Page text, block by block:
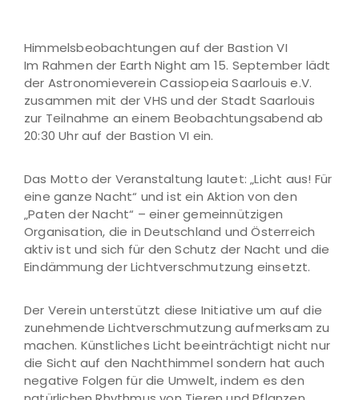
Himmelsbeobachtungen auf der Bastion VI
Im Rahmen der Earth Night am 15. September lädt
der Astronomieverein Cassiopeia Saarlouis e.V.
zusammen mit der VHS und der Stadt Saarlouis
zur Teilnahme an einem Beobachtungsabend ab
20:30 Uhr auf der Bastion VI ein.
Das Motto der Veranstaltung lautet: „Licht aus! Für
eine ganze Nacht“ und ist ein Aktion von den
„Paten der Nacht“ – einer gemeinnützigen
Organisation, die in Deutschland und Österreich
aktiv ist und sich für den Schutz der Nacht und die
Eindämmung der Lichtverschmutzung einsetzt.
Der Verein unterstützt diese Initiative um auf die
zunehmende Lichtverschmutzung aufmerksam zu
machen. Künstliches Licht beeinträchtigt nicht nur
die Sicht auf den Nachthimmel sondern hat auch
negative Folgen für die Umwelt, indem es den